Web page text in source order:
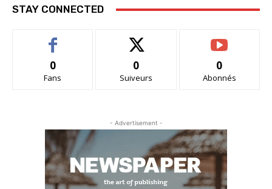
STAY CONNECTED
0
Fans
0
Suiveurs
0
Abonnés
- Advertisement -